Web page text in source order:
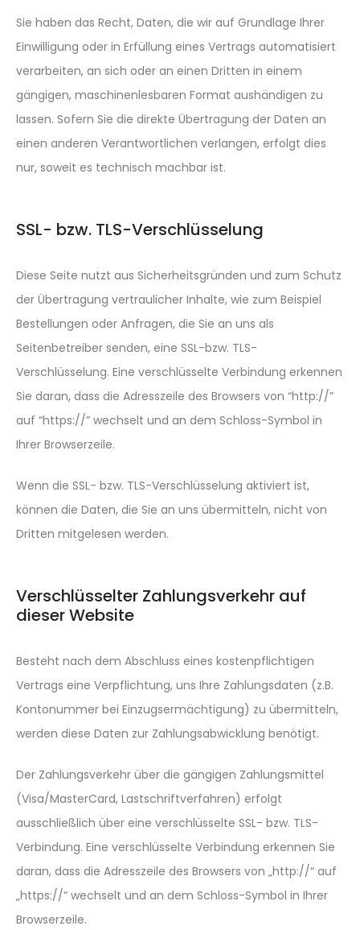
Sie haben das Recht, Daten, die wir auf Grundlage Ihrer
Einwilligung oder in Erfüllung eines Vertrags automatisiert
verarbeiten, an sich oder an einen Dritten in einem
gängigen, maschinenlesbaren Format aushändigen zu
lassen. Sofern Sie die direkte Übertragung der Daten an
einen anderen Verantwortlichen verlangen, erfolgt dies
nur, soweit es technisch machbar ist.
SSL- bzw. TLS-Verschlüsselung
Diese Seite nutzt aus Sicherheitsgründen und zum Schutz
der Übertragung vertraulicher Inhalte, wie zum Beispiel
Bestellungen oder Anfragen, die Sie an uns als
Seitenbetreiber senden, eine SSL-bzw. TLS-
Verschlüsselung. Eine verschlüsselte Verbindung erkennen
Sie daran, dass die Adresszeile des Browsers von “http://”
auf “https://” wechselt und an dem Schloss-Symbol in
Ihrer Browserzeile.
Wenn die SSL- bzw. TLS-Verschlüsselung aktiviert ist,
können die Daten, die Sie an uns übermitteln, nicht von
Dritten mitgelesen werden.
Verschlüsselter Zahlungsverkehr auf
dieser Website
Besteht nach dem Abschluss eines kostenpflichtigen
Vertrags eine Verpflichtung, uns Ihre Zahlungsdaten (z.B.
Kontonummer bei Einzugsermächtigung) zu übermitteln,
werden diese Daten zur Zahlungsabwicklung benötigt.
Der Zahlungsverkehr über die gängigen Zahlungsmittel
(Visa/MasterCard, Lastschriftverfahren) erfolgt
ausschließlich über eine verschlüsselte SSL- bzw. TLS-
Verbindung. Eine verschlüsselte Verbindung erkennen Sie
daran, dass die Adresszeile des Browsers von „http://“ auf
„https://“ wechselt und an dem Schloss-Symbol in Ihrer
Browserzeile.